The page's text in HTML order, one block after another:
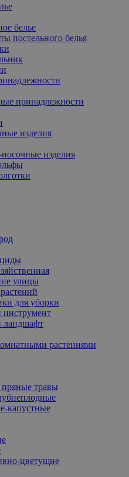
белье
постельного белья
принадлежности
изделия
изделия
улицы
для уборки
ландшафт
растениями
пряные травы
капустные
цветущие